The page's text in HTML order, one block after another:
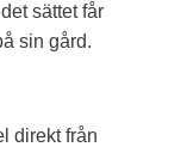
sättet får
sin gård.
direkt från